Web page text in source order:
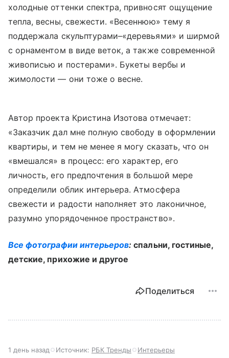
холодные оттенки спектра, привносят ощущение
тепла, весны, свежести. «Весеннюю» тему я
поддержала скульптурами–«деревьями» и ширмой
с орнаментом в виде веток, а также современной
живописью и постерами». Букеты вербы и
жимолости — они тоже о весне.
Автор проекта Кристина Изотова отмечает:
«Заказчик дал мне полную свободу в оформлении
квартиры, и тем не менее я могу сказать, что он
«вмешался» в процесс: его характер, его
личность, его предпочтения в большой мере
определили облик интерьера. Атмосфера
свежести и радости наполняет это лаконичное,
разумно упорядоченное пространство».
Все фотографии интерьеров:спальни, гостиные,
детские, прихожие и другое
Поделиться
1 день назад Источник: РБК Тренды Интерьеры